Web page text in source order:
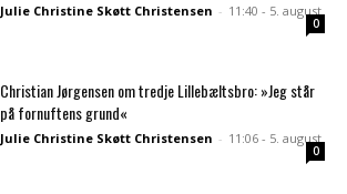
Julie Christine Skøtt Christensen - 11:40 - 5. august
0
Christian Jørgensen om tredje Lillebæltsbro: »Jeg står
på fornuftens grund«
Julie Christine Skøtt Christensen - 11:06 - 5. august
0